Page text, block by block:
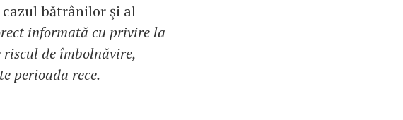
bătrânilor şi al
informată cu privire la
de îmbolnăvire,
perioada rece.